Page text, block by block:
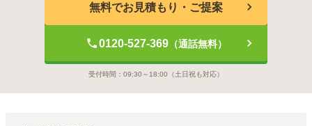
無料でお見積もり・ご提案
0120-527-369（通話無料）
受付時間： 09:30～18:00 （土日祝も対応）